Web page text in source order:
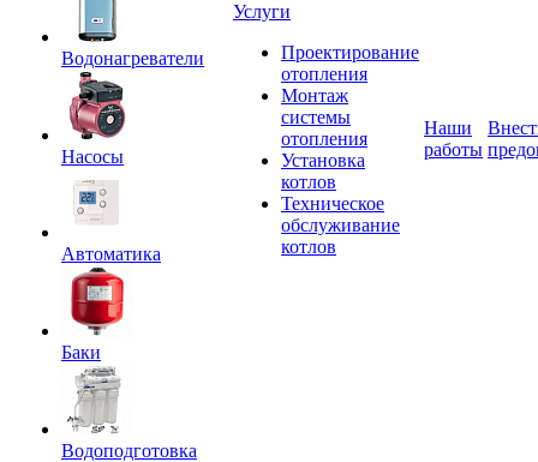
Водонагреватели
Насосы
Автоматика
Баки
Водоподготовка
Услуги
Проектирование
отопления
Монтаж
системы
отопления
Установка
котлов
Техническое
обслуживание
котлов
Наши
работы